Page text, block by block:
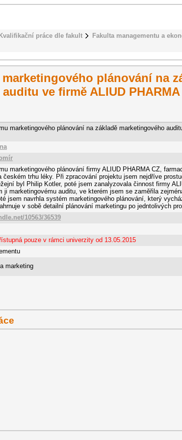
Kvalifikační práce dle fakult Fakulta managementu a
plánování na
ve firmě ALIUD PHARMA
marketingového plánování na základě marketingového
marketingového plánování firmy ALIUD PHARMA CZ,
českém trhu léky. Při zpracování projektu jsem nejdříve
byl Philip Kotler, poté jsem zanalyzovala činnost firmy
ji marketingovému auditu, ve kterém jsem se zaměřila
jsem navrhla systém marketingového plánování, který
v sobě detailní plánování marketingu po jedntolivých
10563/36539
pouze v rámci univerzity od 13.05.2015
marketing